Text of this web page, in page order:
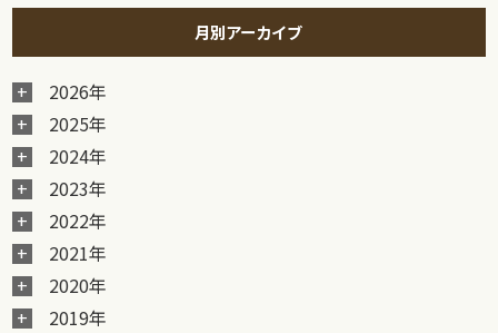
月別アーカイブ
2026年
2025年
2024年
2023年
2022年
2021年
2020年
2019年